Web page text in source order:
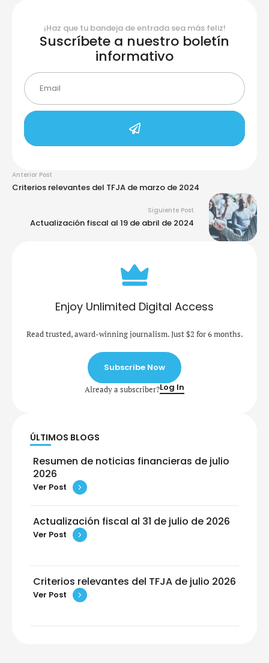
¡Haz que tu bandeja de entrada sea más feliz!
Suscríbete a nuestro boletín
informativo
Anterior Post
Criterios relevantes del TFJA de marzo de 2024
Siguiente Post
Actualización fiscal al 19 de abril de 2024
Enjoy Unlimited Digital Access
Read trusted, award-winning journalism. Just $2 for 6 months.
Subscribe Now
Already a subscriber?Log In
ÚLTIMOS BLOGS
Resumen de noticias financieras de julio
2026
Ver Post
Actualización fiscal al 31 de julio de 2026
Ver Post
Criterios relevantes del TFJA de julio 2026
Ver Post